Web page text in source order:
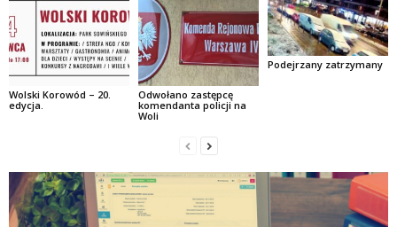
Wolski Korowód – 20.
edycja.
Odwołano zastępcę
komendanta policji na
Woli
Podejrzany zatrzymany